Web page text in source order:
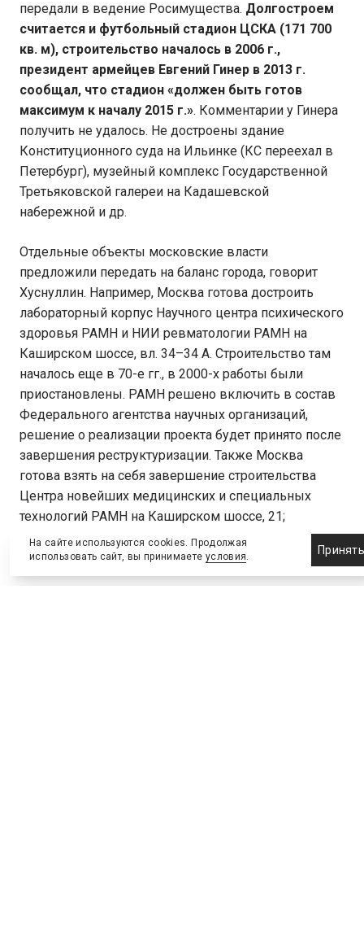
передали в ведение Росимущества. Долгостроем
считается и футбольный стадион ЦСКА (171 700
кв. м), строительство началось в 2006 г.,
президент армейцев Евгений Гинер в 2013 г.
сообщал, что стадион «должен быть готов
максимум к началу 2015 г.». Комментарии у Гинера
получить не удалось. Не достроены здание
Конституционного суда на Ильинке (КС переехал в
Петербург), музейный комплекс Государственной
Третьяковской галереи на Кадашевской
набережной и др.
Отдельные объекты московские власти
предложили передать на баланс города, говорит
Хуснуллин. Например, Москва готова достроить
лабораторный корпус Научного центра психического
здоровья РАМН и НИИ ревматологии РАМН на
Каширском шоссе, вл. 34–34 А. Строительство там
началось еще в 70-е гг., в 2000-х работы были
приостановлены. РАМН решено включить в состав
Федерального агентства научных организаций,
решение о реализации проекта будет принято после
завершения реструктуризации. Также Москва
готова взять на себя завершение строительства
Центра новейших медицинских и специальных
технологий РАМН на Каширском шоссе, 21;
административное здание на Каширском шоссе, 63,
корп. 1.
На сайте используются cookies. Продолжая
использовать сайт, вы принимаете условия.
Принять